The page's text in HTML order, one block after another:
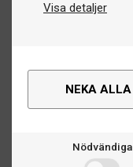
Visa detaljer
NEKA ALLA
Nödvändiga